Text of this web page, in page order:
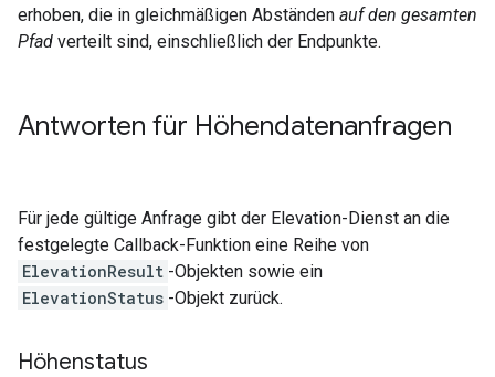
erhoben, die in gleichmäßigen Abständen auf den gesamten
Pfad verteilt sind, einschließlich der Endpunkte.
Antworten für Höhendatenanfragen
Für jede gültige Anfrage gibt der Elevation-Dienst an die
festgelegte Callback-Funktion eine Reihe von
ElevationResult -Objekten sowie ein
ElevationStatus -Objekt zurück.
Höhenstatus